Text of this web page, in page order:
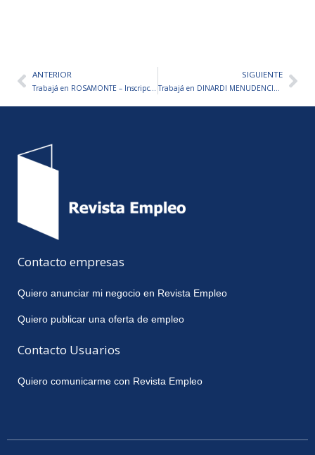
AntANTERIOR
Trabajá en ROSAMONTE – Inscripciones abiertas
SIGUIENTE
Trabajá en DINARDI MENUDENCIAS S.A. – Inscripciones abiertas
Contacto empresas
Quiero anunciar mi negocio en Revista Empleo
Quiero publicar una oferta de empleo
Contacto Usuarios
Quiero comunicarme con Revista Empleo